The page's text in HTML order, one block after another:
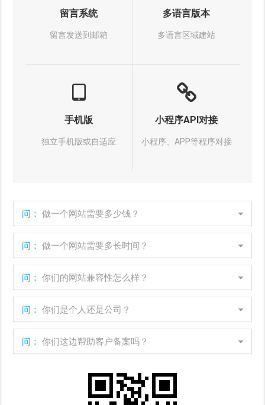
留言系统
留言发送到邮箱
多语言版本
多语言区域建站
手机版
独立手机版或自适应
小程序API对接
小程序、APP等程序对接
问： 做一个网站需要多少钱？
问： 做一个网站需要多长时间？
问： 你们的网站兼容性怎么样？
问： 你们是个人还是公司？
问： 你们这边帮助客户备案吗？